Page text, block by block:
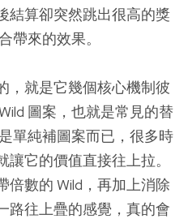
結算卻突然跳出很高的獎
帶來的效果。
，就是它幾個核心機制彼
圖案，也就是常見的替
單純補圖案而已，很多時
它的價值直接往上拉。
倍數的 Wild，再加上消除
路往上疊的感覺，真的會